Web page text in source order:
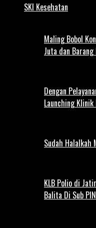
SKI Kesehatan
Maling Bobol
Juta dan Barang
Dengan
Launching Klinik
Sudah Halalkah
KLB Polio di
Balita Di Sub